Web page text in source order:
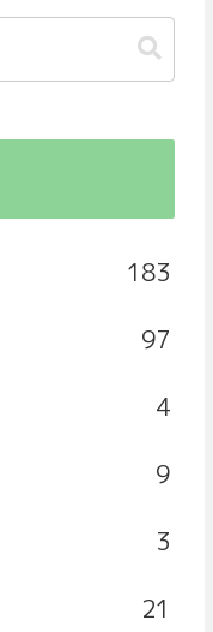
183
97
4
9
3
21